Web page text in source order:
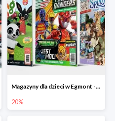
Magazyny dla dzieci w Egmont -20%
20%